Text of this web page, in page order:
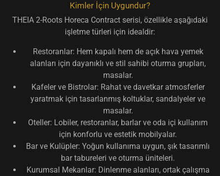
Kimler İçin Uygundur?
THEIA 2-Roots Horeca Contract serisi, özellikle aşağıdaki
işletme türleri için idealdir:
Restoranlar: Hem kapalı hem de açık hava yemek
alanları için dayanıklı ve stil sahibi oturma grupları,
masalar.
Kafeler ve Bistrolar: Rahat ve davetkar atmosferler
yaratmak için tasarlanmış koltuklar, sandalyeler ve
masalar.
Oteller: Lobiler, restoranlar, barlar ve oda içi kullanım
için konforlu ve estetik mobilyalar.
Bar ve Kulüpler: Yoğun kullanıma uygun, şık tasarımlı
bar tabureleri ve oturma üniteleri.
Kurumsal Mekanlar: Dinlenme alanları, ortak çalışma